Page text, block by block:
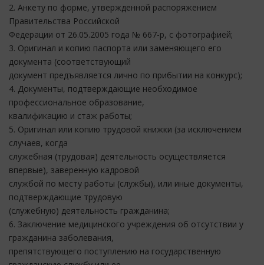
2. Анкету по форме, утвержденной распоряжением
Правительства Российской
Федерации от 26.05.2005 года № 667-р, с фотографией;
3. Оригинал и копию паспорта или заменяющего его
документа (соответствующий
документ предъявляется лично по прибытии на конкурс);
4. Документы, подтверждающие необходимое
профессиональное образование,
квалификацию и стаж работы;
5. Оригинал или копию трудовой книжки (за исключением
случаев, когда
служебная (трудовая) деятельность осуществляется
впервые), заверенную кадровой
службой по месту работы (службы), или иные документы,
подтверждающие трудовую
(служебную) деятельность гражданина;
6. Заключение медицинского учреждения об отсутствии у
гражданина заболевания,
препятствующего поступлению на государственную